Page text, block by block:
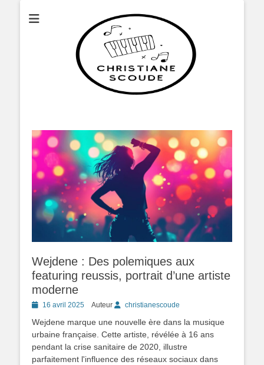
Christianescoude
Wejdene : Des polemiques aux
featuring reussis, portrait d’une artiste
moderne
Posted16 avril 2025 Auteur christianescoude
Wejdene marque une nouvelle ère dans la musique
urbaine française. Cette artiste, révélée à 16 ans
pendant la crise sanitaire de 2020, illustre
parfaitement l'influence des réseaux sociaux dans